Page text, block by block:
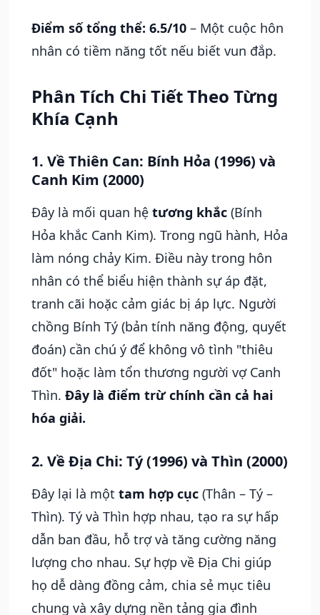
Điểm số tổng thể: 6.5/10 – Một cuộc hôn
nhân có tiềm năng tốt nếu biết vun đắp.
Phân Tích Chi Tiết Theo Từng
Khía Cạnh
1. Về Thiên Can: Bính Hỏa (1996) và
Canh Kim (2000)
Đây là mối quan hệ tương khắc (Bính
Hỏa khắc Canh Kim). Trong ngũ hành, Hỏa
làm nóng chảy Kim. Điều này trong hôn
nhân có thể biểu hiện thành sự áp đặt,
tranh cãi hoặc cảm giác bị áp lực. Người
chồng Bính Tý (bản tính năng động, quyết
đoán) cần chú ý để không vô tình "thiêu
đốt" hoặc làm tổn thương người vợ Canh
Thìn. Đây là điểm trừ chính cần cả hai
hóa giải.
2. Về Địa Chi: Tý (1996) và Thìn (2000)
Đây lại là một tam hợp cục (Thân – Tý –
Thìn). Tý và Thìn hợp nhau, tạo ra sự hấp
dẫn ban đầu, hỗ trợ và tăng cường năng
lượng cho nhau. Sự hợp về Địa Chi giúp
họ dễ dàng đồng cảm, chia sẻ mục tiêu
chung và xây dựng nền tảng gia đình